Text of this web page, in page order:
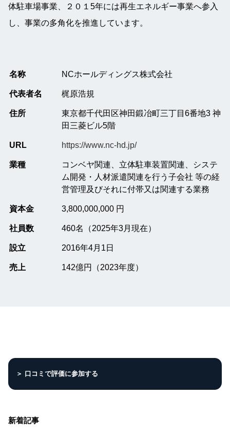
体駐車場事業、２０１5年には再生エネルギー事業へ参入
し、事業の多角化を推進しています。
名称 NCホールディングス株式会社
代表者名 梶原浩規
住所
東京都千代田区神田鍛冶町三丁目6番地3 神
田三菱ビル5階
URL https://www.nc-hd.jp/
業種
コンベヤ関連、立体駐車装置関連、システ
ム開発・人材派遣関連を行う子会社 等の経
営管理及びそれに付帯又は関連する業務
資本金 3,800,000,000 円
社員数 460名（2025年3月現在）
設立 2016年4月1日
売上 142億円（2023年度）
＞ 口コミで評価に参加する
新着記事